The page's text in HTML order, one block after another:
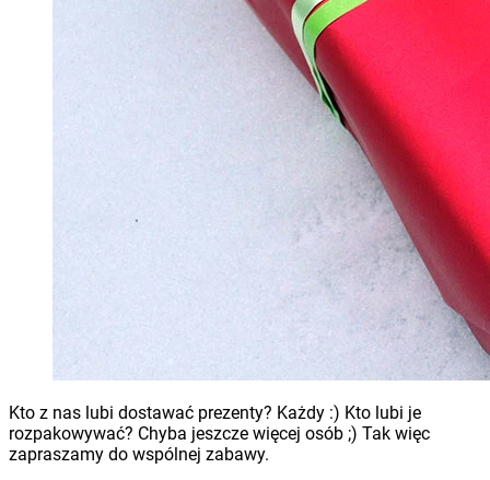
Kto z nas lubi dostawać prezenty? Każdy :) Kto lubi je
rozpakowywać? Chyba jeszcze więcej osób ;) Tak więc
zapraszamy do wspólnej zabawy.